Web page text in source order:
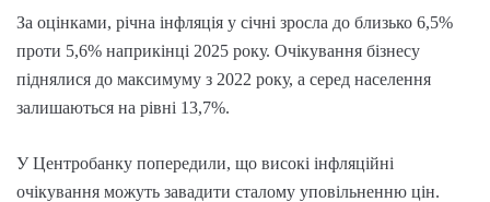
За оцінками, річна інфляція у січні зросла до близько 6,5%
проти 5,6% наприкінці 2025 року. Очікування бізнесу
піднялися до максимуму з 2022 року, а серед населення
залишаються на рівні 13,7%.
У Центробанку попередили, що високі інфляційні
очікування можуть завадити сталому уповільненню цін.